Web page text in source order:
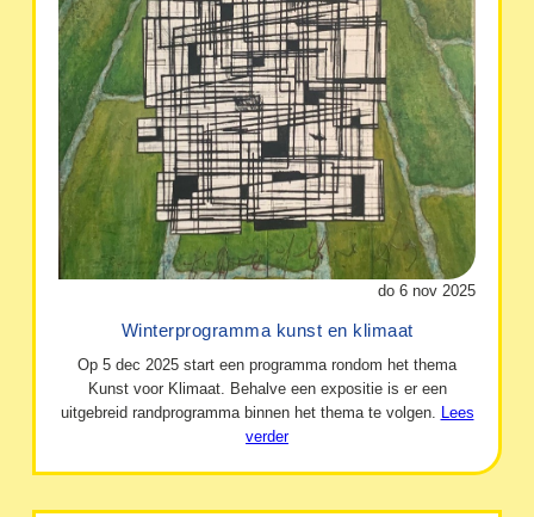
do 6 nov 2025
Winterprogramma kunst en klimaat
Op 5 dec 2025 start een programma rondom het thema
Kunst voor Klimaat. Behalve een expositie is er een
uitgebreid randprogramma binnen het thema te volgen.
Lees
verder